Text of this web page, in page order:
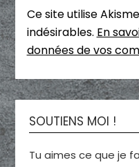
Ce site utilise
indésirables. En
données de vos
SOUTIENS MOI !
Tu aimes ce que je